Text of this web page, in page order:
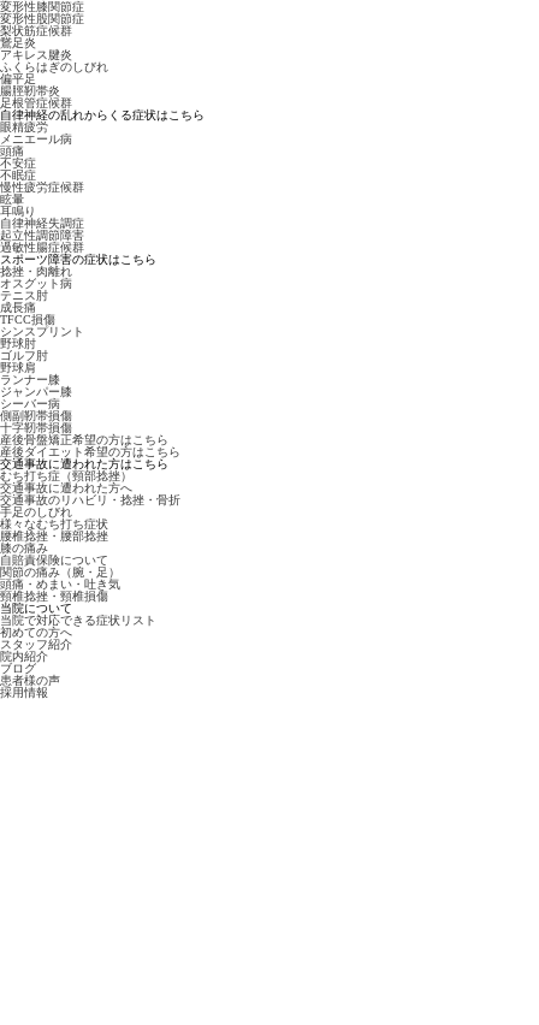
変形性膝関節症
変形性股関節症
梨状筋症候群
鵞足炎
アキレス腱炎
ふくらはぎのしびれ
偏平足
腸脛靭帯炎
足根管症候群
自律神経の乱れからくる症状はこちら
眼精疲労
メニエール病
頭痛
不安症
不眠症
慢性疲労症候群
眩暈
耳鳴り
自律神経失調症
起立性調節障害
過敏性腸症候群
スポーツ障害の症状はこちら
捻挫・肉離れ
オスグット病
テニス肘
成長痛
TFCC損傷
シンスプリント
野球肘
ゴルフ肘
野球肩
ランナー膝
ジャンパー膝
シーバー病
側副靭帯損傷
十字靭帯損傷
産後骨盤矯正希望の方はこちら
産後ダイエット希望の方はこちら
交通事故に遭われた方はこちら
むち打ち症（頸部捻挫）
交通事故に遭われた方へ
交通事故のリハビリ・捻挫・骨折
手足のしびれ
様々なむち打ち症状
腰椎捻挫・腰部捻挫
膝の痛み
自賠責保険について
関節の痛み（腕・足）
頭痛・めまい・吐き気
頸椎捻挫・頸椎損傷
当院について
当院で対応できる症状リスト
初めての方へ
スタッフ紹介
院内紹介
ブログ
患者様の声
採用情報